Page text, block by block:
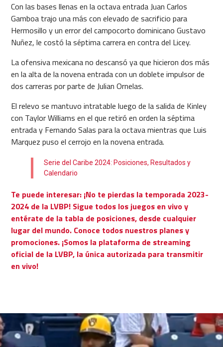
Con las bases llenas en la octava entrada Juan Carlos
Gamboa trajo una más con elevado de sacrificio para
Hermosillo y un error del campocorto dominicano Gustavo
Nuñez, le costó la séptima carrera en contra del Licey.
La ofensiva mexicana no descansó ya que hicieron dos más
en la alta de la novena entrada con un doblete impulsor de
dos carreras por parte de Julian Ornelas.
El relevo se mantuvo intratable luego de la salida de Kinley
con Taylor Williams en el que retiró en orden la séptima
entrada y Fernando Salas para la octava mientras que Luis
Marquez puso el cerrojo en la novena entrada.
Serie del Caribe 2024: Posiciones, Resultados y
Calendario
Te puede interesar: ¡No te pierdas la temporada 2023-
2024 de la LVBP! Sigue todos los juegos en vivo y
entérate de la tabla de posiciones, desde cualquier
lugar del mundo. Conoce todos nuestros planes y
promociones. ¡Somos la plataforma de streaming
oficial de la LVBP, la única autorizada para transmitir
en vivo!